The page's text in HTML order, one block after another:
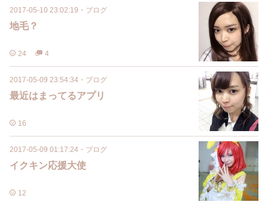
2017-05-10 23:02:19 ・ ブログ
地毛？
24 4
2017-05-09 23:54:34 ・ ブログ
最近はまってるアプリ
16
2017-05-09 01:17:24 ・ ブログ
イクキン応援大使
12